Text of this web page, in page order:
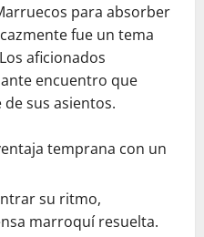
para absorber
fue un tema
aficionados
encuentro que
sus asientos.
temprana con un
su ritmo,
marroquí resuelta.